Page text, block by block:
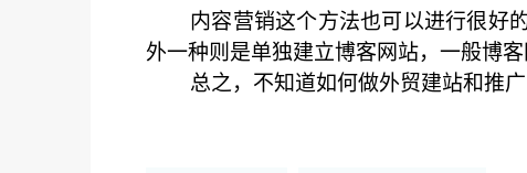
内容营销这个方法也可以进行很好
外一种则是单独建立博客网站，一般博
总之，不知道如何做外贸建站和推